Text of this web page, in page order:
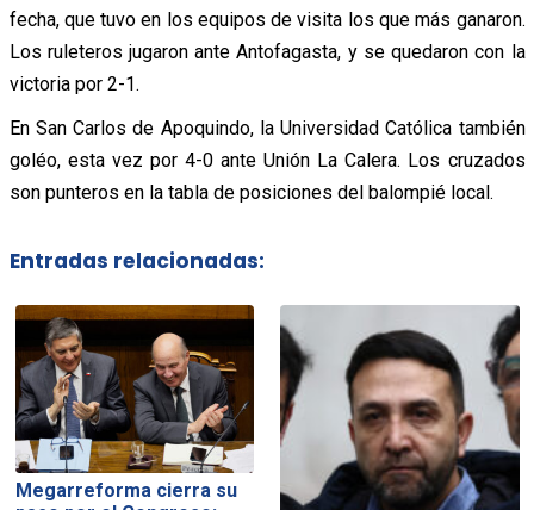
fecha, que tuvo en los equipos de visita los que más ganaron.
Los ruleteros jugaron ante Antofagasta, y se quedaron con la
victoria por 2-1.
En San Carlos de Apoquindo, la Universidad Católica también
goléo, esta vez por 4-0 ante Unión La Calera. Los cruzados
son punteros en la tabla de posiciones del balompié local.
Entradas relacionadas:
Megarreforma cierra su